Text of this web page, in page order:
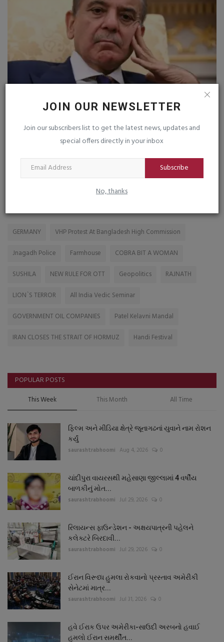
JOIN OUR NEWSLETTER
Join our subscribers list to get the latest news, updates and
special offers directly in your inbox
Subscribe
No, thanks
પાકિસ્તાનમાં શાહબાઝ શરીફ સરકારના તખ્તા
Aug 5, 2026
GERMANY
VHP Protest At Bangladesh High Commission
Jnagadh Police
Farmhouse
COBRA BIT A WOMAN
SUSHILA
NEW RULE FOR OTT Geopolitics
RAJNATH
LION`S TERROR
All India Vedic Seminar
GOVERNMENT OIL COMPANIES
Patel Kelavni Mandal
IRAN CLOSES THE STRAIT OF HORMUZ
Handi Festival
POPULAR POSTS
This Week This Month All Time
ફિલ્મ અને મીડિયા ક્ષેત્રે જૂનાગઢનાં યુવાને નામ રોશન
કર્યું
saurashtrabhoomi Aug 4, 2026 0
ચાંદીપુરા વાયરસથી મહેસાણા જીલ્લામાં 4 વર્ષીય
બાળકીનું મોત...
saurashtrabhoomi Jul 29, 2026 0
રિલાયન્સ ફાઉન્ડેશન - અક્ષયપાત્રની પહેલને
કલેક્ટરે બિરદાવી...
saurashtrabhoomi Jul 29, 2026 0
ઈરાન વિરૂધ્ધ હુમલા રોકવાનો પ્રસ્તાવ અમેરીકી
સેનેટમાં માત્ર...
saurashtrabhoomi Jul 31, 2026 0
હવે ઈરાક ઉપર અમેરીકા-સાઉદી અરબનો હવાઈ
હુમલો ઈરાન સમર્થીત...